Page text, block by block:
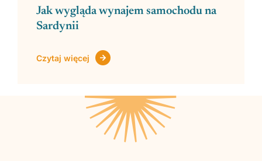
Jak wygląda wynajem samochodu na
Sardynii
Czytaj więcej